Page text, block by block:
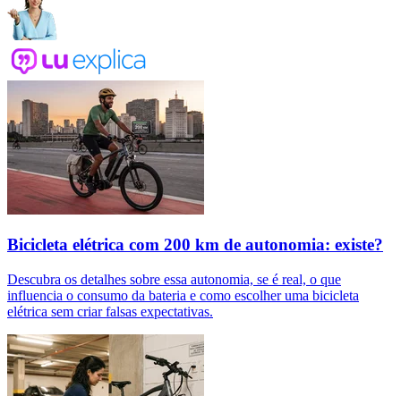
Bicicleta elétrica com 200 km de autonomia: existe?
Descubra os detalhes sobre essa autonomia, se é real, o que
influencia o consumo da bateria e como escolher uma bicicleta
elétrica sem criar falsas expectativas.